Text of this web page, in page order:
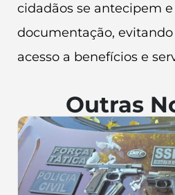
cidadãos se antecipem
documentação,
acesso a benefícios e
Outras